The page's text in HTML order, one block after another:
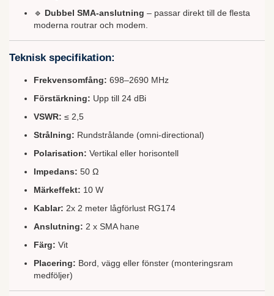
🔹 Dubbel SMA-anslutning – passar direkt till de flesta
moderna routrar och modem.
Teknisk specifikation:
Frekvensomfång: 698–2690 MHz
Förstärkning: Upp till 24 dBi
VSWR: ≤ 2,5
Strålning: Rundstrålande (omni-directional)
Polarisation: Vertikal eller horisontell
Impedans: 50 Ω
Märkeffekt: 10 W
Kablar: 2x 2 meter lågförlust RG174
Anslutning: 2 x SMA hane
Färg: Vit
Placering: Bord, vägg eller fönster (monteringsram
medföljer)